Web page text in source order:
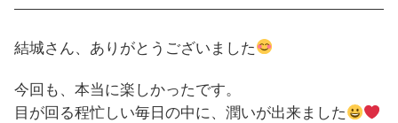
結城さん、ありがとうございました
今回も、本当に楽しかったです。
目が回る程忙しい毎日の中に、潤いが出来ました